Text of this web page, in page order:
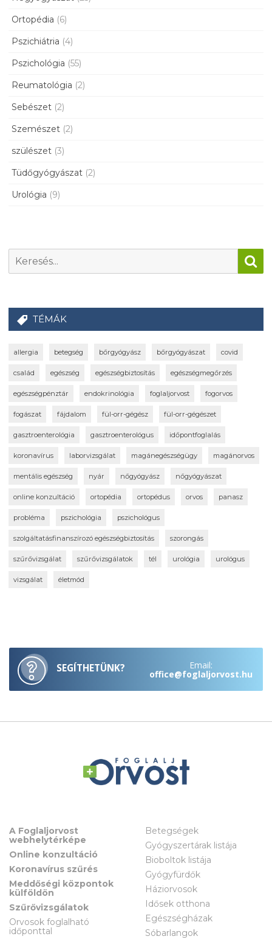
Ortopédia (6)
Pszichiátria (4)
Pszichológia (55)
Reumatológia (2)
Sebészet (2)
Szemészet (2)
szülészet (3)
Tüdőgyógyászat (2)
Urológia (9)
TÉMÁK
allergia betegség bőrgyógyász bőrgyógyászat covid
család egészség egészségbiztosítás egészségmegőrzés
egészségpénztár endokrinológia foglaljorvost fogorvos
fogászat fájdalom fül-orr-gégész fül-orr-gégészet
gasztroenterológia gasztroenterológus időpontfoglalás
koronavírus laborvizsgálat magánegészségügy magánorvos
mentális egészség nyár nőgyógyász nőgyógyászat
online konzultáció ortopédia ortopédus orvos panasz
probléma pszichológia pszichológus
szolgáltatásfinanszírozó egészségbiztosítás szorongás
szűrővizsgálat szűrővizsgálatok tél urológia urológus
vizsgálat életmód
SEGÍTHETÜNK? Email:
office@foglaljorvost.hu
A Foglaljorvost
webhelytérképe
Online konzultáció
Koronavírus szűrés
Meddőségi központok
külföldön
Szűrővizsgálatok
Orvosok foglalható
időponttal
Betegségek
Gyógyszertárak listája
Bioboltok listája
Gyógyfürdők
Háziorvosok
Idősek otthona
Egészségházak
Sóbarlangok